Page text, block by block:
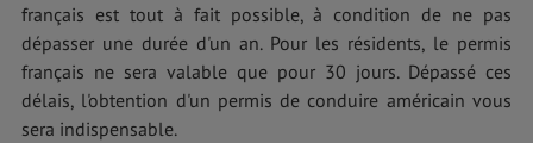
français est tout à fait possible, à condition de ne pas
dépasser une durée d'un an. Pour les résidents, le permis
français ne sera valable que pour 30 jours. Dépassé ces
délais, l'obtention d'un permis de conduire américain vous
sera indispensable.